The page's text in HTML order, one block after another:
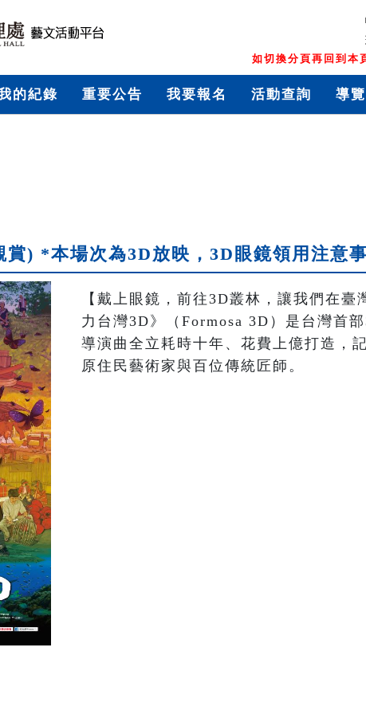
如切換分頁再回到本
的紀錄 重要公告 我要報名 活動查詢 導
賞) *本場次為3D放映，3D眼鏡領用注意
【戴上眼鏡，前往3D叢林，讓我們在
力台灣3D》（Formosa 3D）是台灣首
導演曲全立耗時十年、花費上億打造，
原住民藝術家與百位傳統匠師。